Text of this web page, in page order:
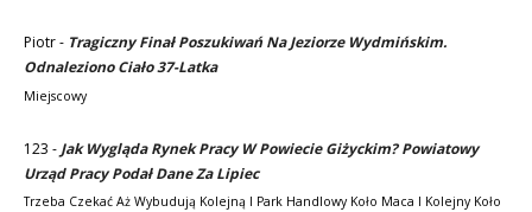
Piotr- Tragiczny Finał Poszukiwań Na Jeziorze Wydmińskim.
Odnaleziono Ciało 37-Latka
Miejscowy
123 - Jak Wygląda Rynek Pracy W Powiecie Giżyckim? Powiatowy
Urząd Pracy Podał Dane Za Lipiec
Trzeba Czekać Aż Wybudują Kolejną I Park Handlowy Koło Maca I Kolejny Koło